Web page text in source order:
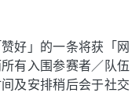
好」的一条将获「网
有入围参赛者／队伍
及安排稍后会于社交